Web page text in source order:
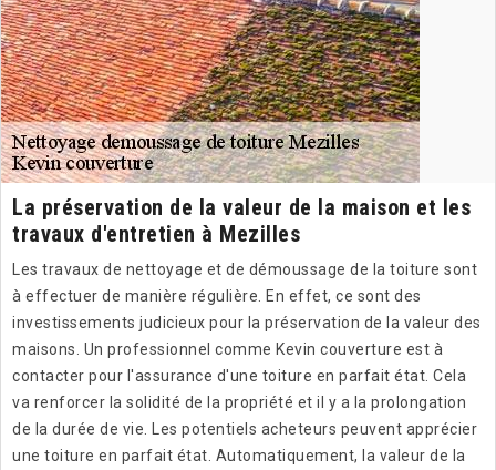
La préservation de la valeur de la maison et les
travaux d'entretien à Mezilles
Les travaux de nettoyage et de démoussage de la toiture sont
à effectuer de manière régulière. En effet, ce sont des
investissements judicieux pour la préservation de la valeur des
maisons. Un professionnel comme Kevin couverture est à
contacter pour l'assurance d'une toiture en parfait état. Cela
va renforcer la solidité de la propriété et il y a la prolongation
de la durée de vie. Les potentiels acheteurs peuvent apprécier
une toiture en parfait état. Automatiquement, la valeur de la